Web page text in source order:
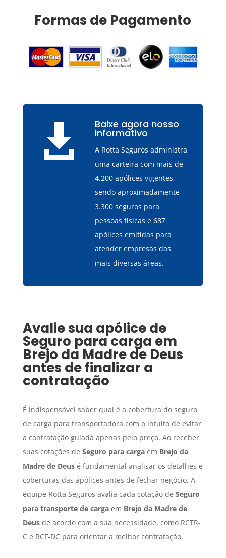
Formas de Pagamento
 Baixe agora nosso
informativo
A Rotta Seguros administra
uma carteira com mais de
4.200 apólices vigentes,
sendo aproximadamente
3.300 seguros para
pessoas físicas e 687
apólices emitidas para
atender empresas das
mais diversas áreas.
Avalie sua apólice de
Seguro para carga em
Brejo da Madre de Deus
antes de finalizar a
contratação
É indispensável saber qual é a cobertura do seguro
de carga para transportadora com o intuito de evitar
a contratação guiada apenas pelo preço. Ao receber
suas cotações de Seguro para cargaem Brejo da
Madre de Deusé fundamental analisar os detalhes e
coberturas das apólices antes de fechar negócio. A
equipe Rotta Seguros avalia cada cotação de Seguro
para transporte de cargaem Brejo da Madre de
Deusde acordo com a sua necessidade, como RCTR-
C e RCF-DC para orientar a melhor contratação.